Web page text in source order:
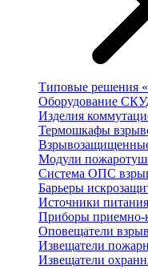
Типовые решения
Оборудование
Изделия
Термошкафы
Модули
Система ОПС
Барьеры
Источники
Приборы приемно-
Оповещатели
Извещатели
Извещатели